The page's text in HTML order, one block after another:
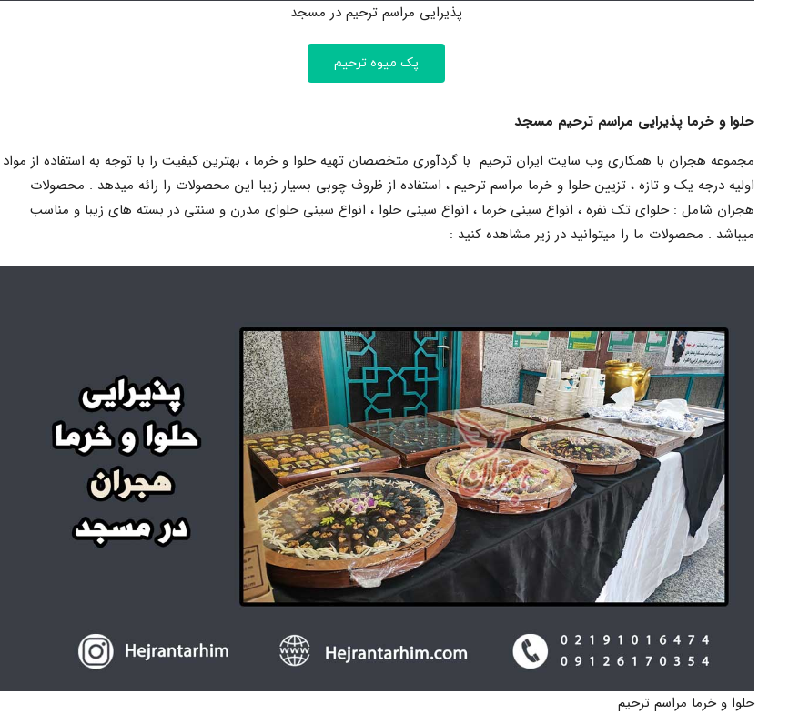
پذیرایی مراسم ترحیم در مسجد
پک میوه ترحیم
حلوا و خرما پذیرایی مراسم ترحیم مسجد
مجموعه هجران با همکاری وب سایت ایران ترحیم با گردآوری متخصصان تهیه حلوا و خرما ، بهترین کیفیت را با توجه به استفاده از مواد
اولیه درجه یک و تازه ، تزیین حلوا و خرما مراسم ترحیم ، استفاده از ظروف چوبی بسیار زیبا این محصولات را رائه میدهد . محصولات
هجران شامل : حلوای تک نفره ، انواع سینی خرما ، انواع سینی حلوا ، انواع سینی حلوای مدرن و سنتی در بسته های زیبا و مناسب
میباشد . محصولات ما را میتوانید در زیر مشاهده کنید :
حلوا و خرما مراسم ترحیم